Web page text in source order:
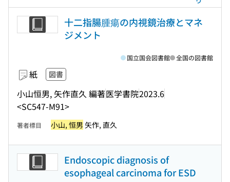
十二指腸腫瘍の内視鏡治療とマネ
ジメント
紙 図書
小山恒男, 矢作直久 編著医学書院2023.6
<SC547-M91>
国立国会図書館 全国の図書館
著者標目 小山, 恒男 矢作, 直久
Endoscopic diagnosis of
esophageal carcinoma for ESD